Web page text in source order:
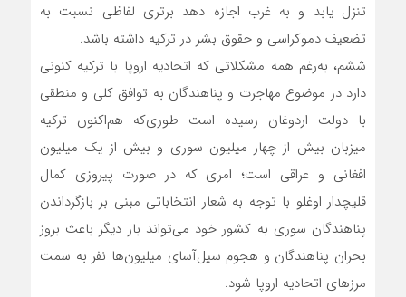
تنزل یابد و به غرب اجازه دهد برتری لفاظی نسبت به
تضعیف دموکراسی و حقوق بشر در ترکیه داشته باشد.
ششم، به‌رغم همه مشکلاتی که اتحادیه اروپا با ترکیه کنونی
دارد در موضوع مهاجرت و پناهندگان به توافق کلی و منطقی
با دولت اردوغان رسیده است‌ طوری‌که هم‌اکنون ترکیه
میزبان بیش از چهار میلیون سوری و بیش از یک میلیون
افغانی و عراقی است؛ امری که در صورت پیروزی کمال
قلیچدار اوغلو با توجه به شعار انتخاباتی مبنی بر بازگرداندن
پناهندگان سوری به کشور خود می‌تواند بار دیگر باعث بروز
بحران پناهندگان و هجوم سیل‌آسای میلیون‌ها نفر به سمت
مرزهای اتحادیه اروپا شود.